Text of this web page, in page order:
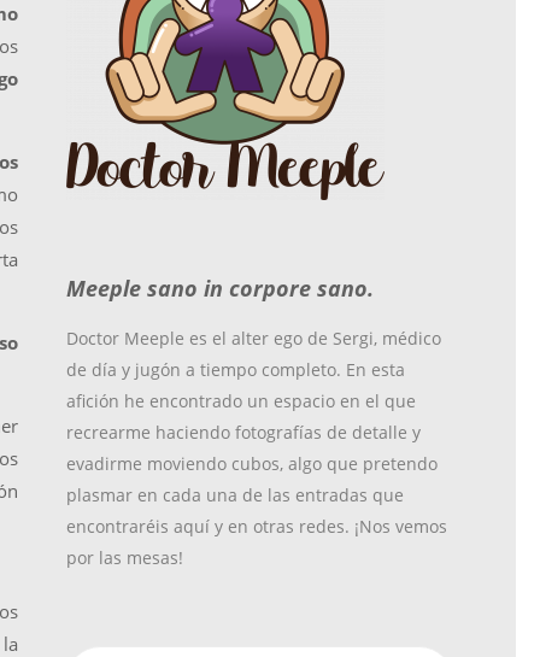
b
o
k
a
g
a
m
Meeple sano in corpore sano.
Doctor Meeple es el alter ego de Sergi, médico
de día y jugón a tiempo completo. En esta
afición he encontrado un espacio en el que
recrearme haciendo fotografías de detalle y
evadirme moviendo cubos, algo que pretendo
plasmar en cada una de las entradas que
encontraréis aquí y en otras redes. ¡Nos vemos
por las mesas!